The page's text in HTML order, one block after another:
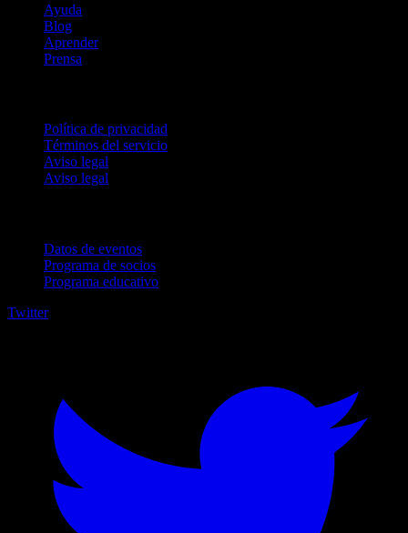
Ayuda
Blog
Aprender
Prensa
Política de privacidad
Términos del servicio
Aviso legal
Aviso legal
Datos de eventos
Programa de socios
Programa educativo
Twitter